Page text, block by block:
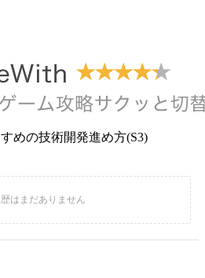
めの技術開発進め方(S3)